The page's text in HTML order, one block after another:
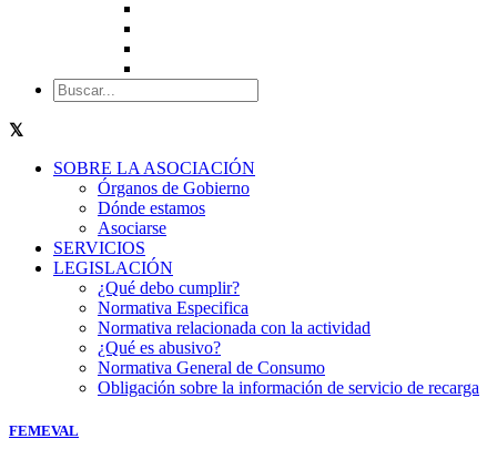
SOBRE LA ASOCIACIÓN
Órganos de Gobierno
Dónde estamos
Asociarse
SERVICIOS
LEGISLACIÓN
¿Qué debo cumplir?
Normativa Especifica
Normativa relacionada con la actividad
¿Qué es abusivo?
Normativa General de Consumo
Obligación sobre la información de servicio de recarga
FEMEVAL